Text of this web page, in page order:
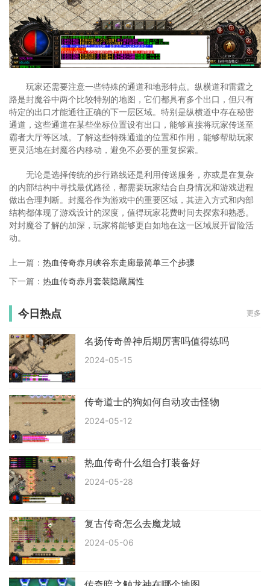
玩家还需要注意一些特殊的通道和地形特点。纵横道和雷霆之
路是封魔谷中两个比较特别的地图，它们都具有多个出口，但只有
特定的出口才能通往正确的下一层区域。特别是纵横道中存在秘密
通道，这些通道在某些坐标位置设有出口，能够直接将玩家传送至
霸者大厅等区域。了解这些特殊通道的位置和作用，能够帮助玩家
更灵活地在封魔谷内移动，避免不必要的重复探索。
无论是选择传统的步行路线还是利用传送服务，亦或是在复杂
的内部结构中寻找最优路径，都需要玩家结合自身情况和游戏进程
做出合理判断。封魔谷作为游戏中的重要区域，其进入方式和内部
结构都体现了游戏设计的深度，值得玩家花费时间去探索和熟悉。
对封魔谷了解的加深，玩家将能够更自如地在这一区域展开冒险活
动。
上一篇： 热血传奇赤月峡谷东走廊最简单三个步骤
下一篇： 热血传奇赤月套装隐藏属性
今日热点 更多
名扬传奇兽神后期厉害吗值得练吗
2024-05-15
传奇道士的狗如何自动攻击怪物
2024-05-12
热血传奇什么组合打装备好
2024-05-28
复古传奇怎么去魔龙城
2024-05-06